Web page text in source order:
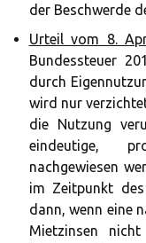
der Beschwerde
Urteil vom 8.
Bundessteuer
durch
wird nur
die Nutzung
eindeutige,
nachgewiesen
im Zeitpunkt
dann, wenn eine
Mietzinsen